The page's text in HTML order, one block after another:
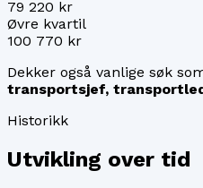
79 220 kr
Øvre kvartil
100 770 kr
Dekker også vanlige søk
transportsjef,
Historikk
Utvikling over tid